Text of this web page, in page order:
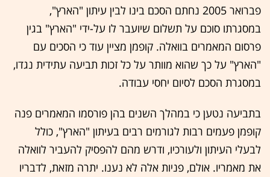
פברואר 2005 נחתם הסכם בינו לבין עיתון "הארץ",
במסגרתו סוכם על תשלום שיועבר לו על-ידי "הארץ" בגין
פרסום המאמרים בוואלה. קופמן מציין עוד כי הסכים עם
"הארץ" על כך שהוא מוותר על כל זכות תביעה עתידית נגדו,
במסגרת הסכם לסיום יחסי עבודה.
בתביעה נטען כי במהלך השנים בהן פורסמו המאמרים פנה
קופמן פעמים רבות לגורמים רבים בעיתון "הארץ", כולל
לבעלי העיתון ולעורכיו, ודרש מהם להפסיק להעביר לוואלה
את מאמריו. אולם, פניות אלה לא נענו. יתרה מזאת, לדבריו